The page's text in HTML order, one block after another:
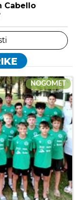
Cabello
NOGOMET